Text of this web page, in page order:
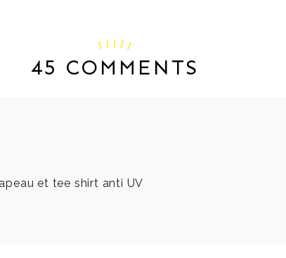
45 COMMENTS
et tee shirt anti UV